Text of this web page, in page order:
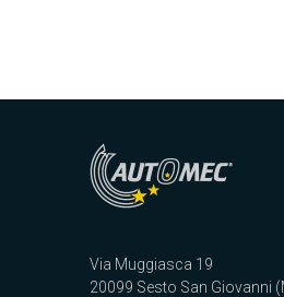
Via Muggiasca 19
20099 Sesto San Giovanni